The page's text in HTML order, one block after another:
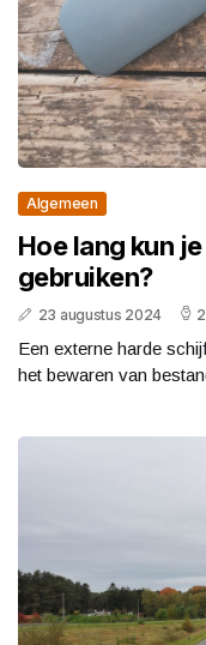
Algemeen
Hoe lang kun
gebruiken?
23 augustus 2024
Een externe harde
het bewaren van